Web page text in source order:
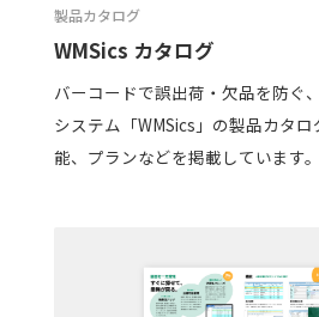
製品カタログ
WMSics カタログ
バーコードで誤出荷・欠品を防ぐ
システム「WMSics」の製品カタ
能、プランなどを掲載しています。